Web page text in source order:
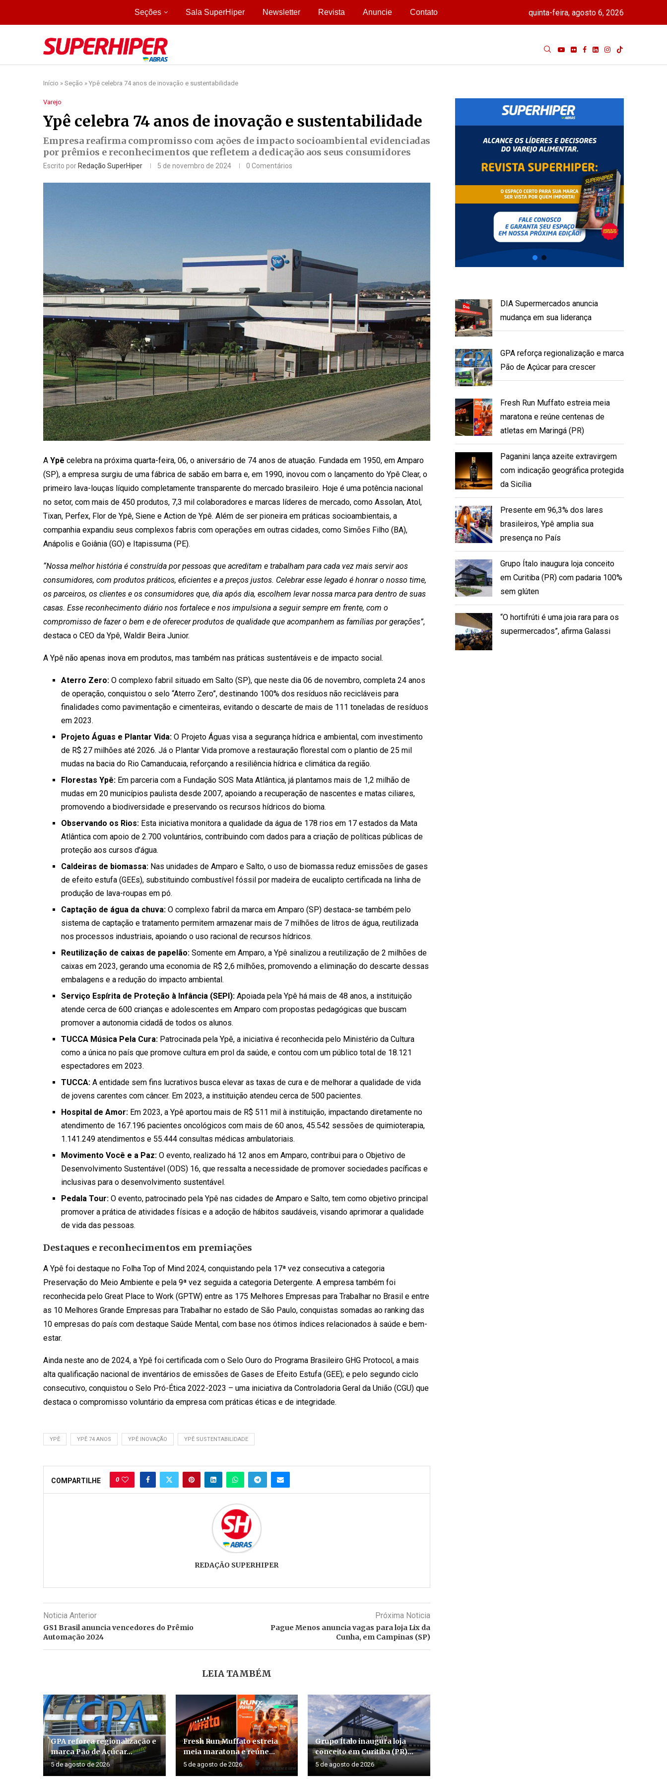
Seções Sala SuperHiper Newsletter Revista Anuncie Contato quinta-feira, agosto 6, 2026
Início » Seção » Ypê celebra 74 anos de inovação e sustentabilidade
Varejo
Ypê celebra 74 anos de inovação e sustentabilidade
Empresa reafirma compromisso com ações de impacto socioambiental evidenciadas
por prêmios e reconhecimentos que refletem a dedicação aos seus consumidores
Escrito por Redação SuperHiper 5 de novembro de 2024 0 Comentários
A Ypê celebra na próxima quarta-feira, 06, o aniversário de 74 anos de atuação. Fundada em 1950, em Amparo
(SP), a empresa surgiu de uma fábrica de sabão em barra e, em 1990, inovou com o lançamento do Ypê Clear, o
primeiro lava-louças líquido completamente transparente do mercado brasileiro. Hoje é uma potência nacional
no setor, com mais de 450 produtos, 7,3 mil colaboradores e marcas líderes de mercado, como Assolan, Atol,
Tixan, Perfex, Flor de Ypê, Siene e Action de Ypê. Além de ser pioneira em práticas socioambientais, a
companhia expandiu seus complexos fabris com operações em outras cidades, como Simões Filho (BA),
Anápolis e Goiânia (GO) e Itapissuma (PE).
“Nossa melhor história é construída por pessoas que acreditam e trabalham para cada vez mais servir aos
consumidores, com produtos práticos, eficientes e a preços justos. Celebrar esse legado é honrar o nosso time,
os parceiros, os clientes e os consumidores que, dia após dia, escolhem levar nossa marca para dentro de suas
casas. Esse reconhecimento diário nos fortalece e nos impulsiona a seguir sempre em frente, com o
compromisso de fazer o bem e de oferecer produtos de qualidade que acompanhem as famílias por gerações”,
destaca o CEO da Ypê, Waldir Beira Junior.
A Ypê não apenas inova em produtos, mas também nas práticas sustentáveis e de impacto social.
Aterro Zero: O complexo fabril situado em Salto (SP), que neste dia 06 de novembro, completa 24 anos
de operação, conquistou o selo “Aterro Zero”, destinando 100% dos resíduos não recicláveis para
finalidades como pavimentação e cimenteiras, evitando o descarte de mais de 111 toneladas de resíduos
em 2023.
Projeto Águas e Plantar Vida: O Projeto Águas visa a segurança hídrica e ambiental, com investimento
de R$ 27 milhões até 2026. Já o Plantar Vida promove a restauração florestal com o plantio de 25 mil
mudas na bacia do Rio Camanducaia, reforçando a resiliência hídrica e climática da região.
Florestas Ypê: Em parceria com a Fundação SOS Mata Atlântica, já plantamos mais de 1,2 milhão de
mudas em 20 municípios paulista desde 2007, apoiando a recuperação de nascentes e matas ciliares,
promovendo a biodiversidade e preservando os recursos hídricos do bioma.
Observando os Rios: Esta iniciativa monitora a qualidade da água de 178 rios em 17 estados da Mata
Atlântica com apoio de 2.700 voluntários, contribuindo com dados para a criação de políticas públicas de
proteção aos cursos d’água.
Caldeiras de biomassa: Nas unidades de Amparo e Salto, o uso de biomassa reduz emissões de gases
de efeito estufa (GEEs), substituindo combustível fóssil por madeira de eucalipto certificada na linha de
produção de lava-roupas em pó.
Captação de água da chuva: O complexo fabril da marca em Amparo (SP) destaca-se também pelo
sistema de captação e tratamento permitem armazenar mais de 7 milhões de litros de água, reutilizada
nos processos industriais, apoiando o uso racional de recursos hídricos.
Reutilização de caixas de papelão: Somente em Amparo, a Ypê sinalizou a reutilização de 2 milhões de
caixas em 2023, gerando uma economia de R$ 2,6 milhões, promovendo a eliminação do descarte dessas
embalagens e a redução do impacto ambiental.
Serviço Espírita de Proteção à Infância (SEPI): Apoiada pela Ypê há mais de 48 anos, a instituição
atende cerca de 600 crianças e adolescentes em Amparo com propostas pedagógicas que buscam
promover a autonomia cidadã de todos os alunos.
TUCCA Música Pela Cura: Patrocinada pela Ypê, a iniciativa é reconhecida pelo Ministério da Cultura
como a única no país que promove cultura em prol da saúde, e contou com um público total de 18.121
espectadores em 2023.
TUCCA: A entidade sem fins lucrativos busca elevar as taxas de cura e de melhorar a qualidade de vida
de jovens carentes com câncer. Em 2023, a instituição atendeu cerca de 500 pacientes.
Hospital de Amor: Em 2023, a Ypê aportou mais de R$ 511 mil à instituição, impactando diretamente no
atendimento de 167.196 pacientes oncológicos com mais de 60 anos, 45.542 sessões de quimioterapia,
1.141.249 atendimentos e 55.444 consultas médicas ambulatoriais.
Movimento Você e a Paz: O evento, realizado há 12 anos em Amparo, contribui para o Objetivo de
Desenvolvimento Sustentável (ODS) 16, que ressalta a necessidade de promover sociedades pacíficas e
inclusivas para o desenvolvimento sustentável.
Pedala Tour: O evento, patrocinado pela Ypê nas cidades de Amparo e Salto, tem como objetivo principal
promover a prática de atividades físicas e a adoção de hábitos saudáveis, visando aprimorar a qualidade
de vida das pessoas.
Destaques e reconhecimentos em premiações
A Ypê foi destaque no Folha Top of Mind 2024, conquistando pela 17ª vez consecutiva a categoria
Preservação do Meio Ambiente e pela 9ª vez seguida a categoria Detergente. A empresa também foi
reconhecida pelo Great Place to Work (GPTW) entre as 175 Melhores Empresas para Trabalhar no Brasil e entre
as 10 Melhores Grande Empresas para Trabalhar no estado de São Paulo, conquistas somadas ao ranking das
10 empresas do país com destaque Saúde Mental, com base nos ótimos índices relacionados à saúde e bem-
estar.
Ainda neste ano de 2024, a Ypê foi certificada com o Selo Ouro do Programa Brasileiro GHG Protocol, a mais
alta qualificação nacional de inventários de emissões de Gases de Efeito Estufa (GEE); e pelo segundo ciclo
consecutivo, conquistou o Selo Pró-Ética 2022-2023 – uma iniciativa da Controladoria Geral da União (CGU) que
destaca o compromisso voluntário da empresa com práticas éticas e de integridade.
YPÊ YPÊ 74 ANOS YPÊ INOVAÇÃO YPÊ SUSTENTABILIDADE
COMPARTILHE 0
REDAÇÃO SUPERHIPER
Noticia Anterior
GS1 Brasil anuncia vencedores do Prêmio
Automação 2024
Próxima Noticia
Pague Menos anuncia vagas para loja Lix da
Cunha, em Campinas (SP)
LEIA TAMBÉM
GPA reforça regionalização e
marca Pão de Açúcar...
5 de agosto de 2026
Fresh Run Muffato estreia
meia maratona e reúne...
5 de agosto de 2026
Grupo Ítalo inaugura loja
conceito em Curitiba (PR)...
5 de agosto de 2026
DIA Supermercados anuncia
mudança em sua liderança
GPA reforça regionalização e marca
Pão de Açúcar para crescer
Fresh Run Muffato estreia meia
maratona e reúne centenas de
atletas em Maringá (PR)
Paganini lança azeite extravirgem
com indicação geográfica protegida
da Sicília
Presente em 96,3% dos lares
brasileiros, Ypê amplia sua
presença no País
Grupo Ítalo inaugura loja conceito
em Curitiba (PR) com padaria 100%
sem glúten
“O hortifrúti é uma joia rara para os
supermercados”, afirma Galassi